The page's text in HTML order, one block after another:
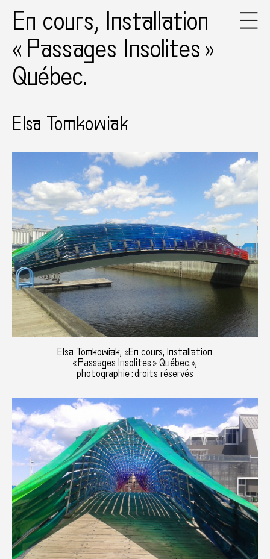
En cours, Installation
« Passages Insolites »
Québec.
Elsa Tomkowiak
Elsa Tomkowiak, «En cours, Installation
« Passages Insolites » Québec.»,
photographie : droits réservés